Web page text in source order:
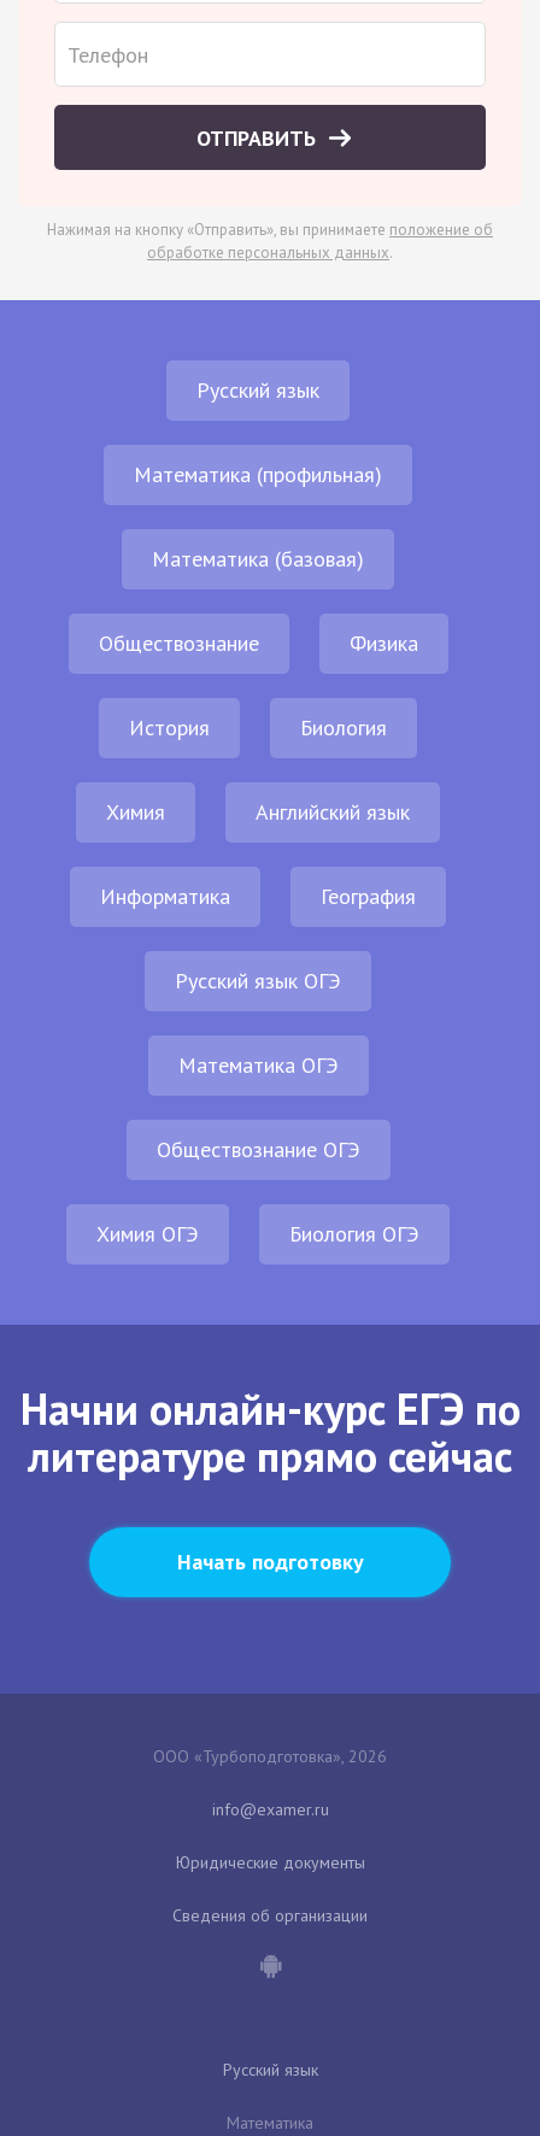
ОТПРАВИТЬ
Нажимая на кнопку «Отправить», вы принимаете положение об
обработке персональных данных.
Русский язык
Математика (профильная)
Математика (базовая)
Обществознание Физика
История Биология
Химия Английский язык
Информатика География
Русский язык ОГЭ
Математика ОГЭ
Обществознание ОГЭ
Химия ОГЭ Биология ОГЭ
Начни онлайн-курс ЕГЭ по
литературе прямо сейчас
Начать подготовку
ООО «Турбоподготовка», 2026
Юридические документы
Сведения об организации
Русский язык
Математика